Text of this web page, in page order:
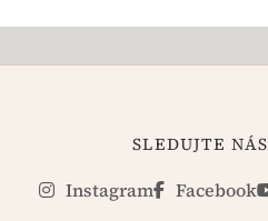
SLEDUJTE NÁS
Instagram Facebook